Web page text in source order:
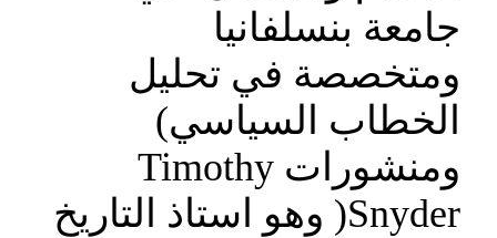
جامعة بنسلفانيا
ومتخصصة في تحليل
الخطاب السياسي)
ومنشورات Timothy
Snyder( وهو استاذ التاريخ